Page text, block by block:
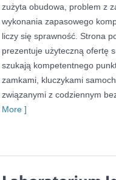
zużyta obudowa, problem z
wykonania zapasowego
liczy się sprawność. Strona
prezentuje użyteczną ofertę
szukają kompetentnego
zamkami, kluczykami
związanymi z codziennym
More ]